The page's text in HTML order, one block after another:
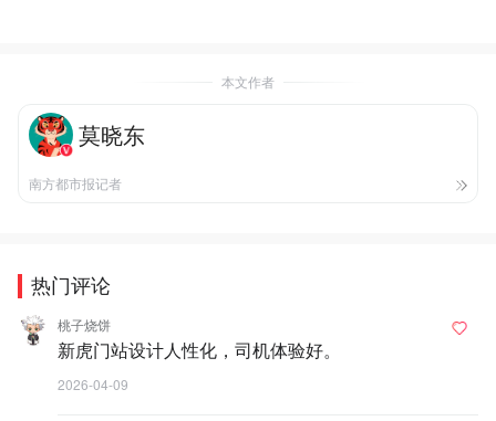
本文作者
莫晓东
南方都市报记者
热门评论
桃子烧饼
新虎门站设计人性化，司机体验好。
2026-04-09